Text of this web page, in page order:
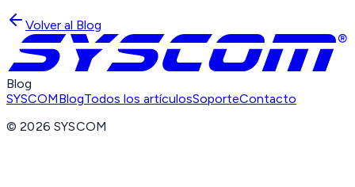
Volver al Blog
Blog
SYSCOMBlogTodos los artículosSoporteContacto
©2026 SYSCOM